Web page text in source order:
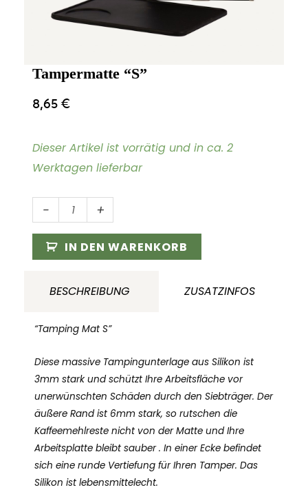
Tampermatte “S”
8,65€
Dieser Artikel ist vorrätig und in ca. 2
Werktagen lieferbar
-
Tampermatte
"S"
Menge
+
IN DEN WARENKORB
BESCHREIBUNG ZUSATZINFOS
“Tamping Mat S”
Diese massive Tampingunterlage aus Silikon ist
3mm stark und schützt Ihre Arbeitsfläche vor
unerwünschten Schäden durch den Siebträger. Der
äußere Rand ist 6mm stark, so rutschen die
Kaffeemehlreste nicht von der Matte und Ihre
Arbeitsplatte bleibt sauber . In einer Ecke befindet
sich eine runde Vertiefung für Ihren Tamper. Das
Silikon ist lebensmittelecht.